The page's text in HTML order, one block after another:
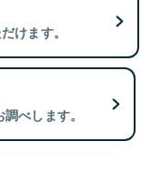
けます。
べします。